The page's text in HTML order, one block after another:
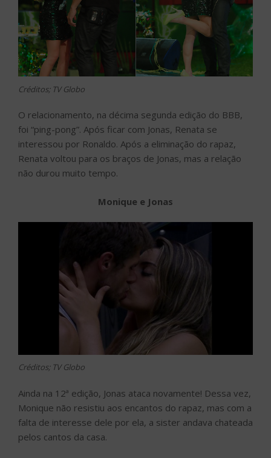
Créditos; TV Globo
O relacionamento, na décima segunda edição do BBB,
foi “ping-pong”. Após ficar com Jonas, Renata se
interessou por Ronaldo. Após a eliminação do rapaz,
Renata voltou para os braços de Jonas, mas a relação
não durou muito tempo.
Monique e Jonas
Créditos; TV Globo
Ainda na 12ª edição, Jonas ataca novamente! Dessa vez,
Monique não resistiu aos encantos do rapaz, mas com a
falta de interesse dele por ela, a sister andava chateada
pelos cantos da casa.